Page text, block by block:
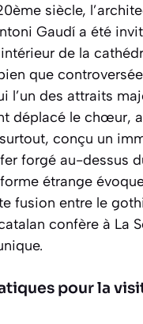
siècle,
Gaudí a été
de la
que
l’un des attraits
déplacé le chœur,
conçu un
forgé au-dessus
étrange
fusion entre le
confère à La
pour la